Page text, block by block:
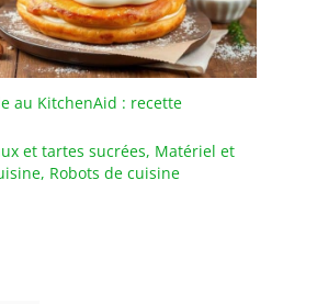
au KitchenAid : recette
et tartes sucrées, Matériel et
, Robots de cuisine